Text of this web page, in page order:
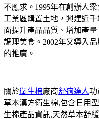
不應求。1995年在創辦人
工業區購置土地，興建近
面提升產品品質、增加產
調理美食。2002年又導入
的推廣。
關於衛生棉廠商舒適達人功
草本漢方衛生棉,包含日用
生棉產品資訊,天然草本舒